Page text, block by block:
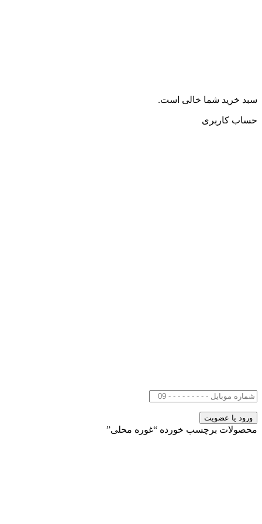
سبد خرید شما خالی است.
حساب کاربری
محصولات برچسب خورده “غوره محلی”